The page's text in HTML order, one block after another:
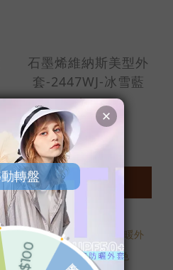
石墨烯維納斯美型外
套-2447WJ-冰雪藍
NT$3,990
カートに追加